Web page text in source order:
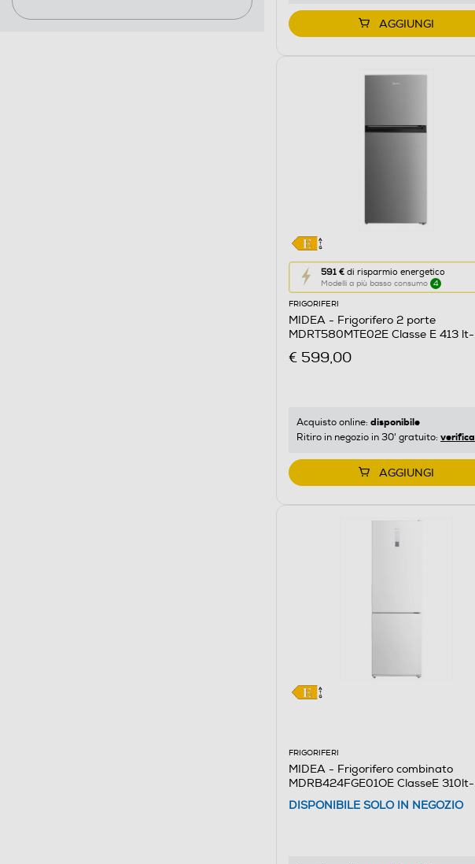
AGGIUNGI
591 € di risparmio energetico
Modelli a più basso consumo 4
Questa
azione
aprirà
il
di
di
Youreko.
FRIGORIFERI
MIDEA - Frigorifero 2 porte
MDRT580MTE02E Classe E 413 lt-
€ 599,00
Acquisto online: disponibile
Ritiro in negozio in 30' gratuito: verifica
AGGIUNGI
FRIGORIFERI
MIDEA - Frigorifero combinato
MDRB424FGE01OE ClasseE 310lt-
bianco
DISPONIBILE SOLO IN NEGOZIO